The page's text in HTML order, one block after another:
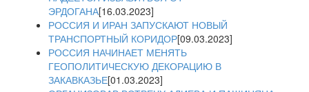
ЭРДОГАНА[16.03.2023]
РОССИЯ И ИРАН ЗАПУСКАЮТ НОВЫЙ
ТРАНСПОРТНЫЙ КОРИДОР[09.03.2023]
РОССИЯ НАЧИНАЕТ МЕНЯТЬ
ГЕОПОЛИТИЧЕСКУЮ ДЕКОРАЦИЮ В
ЗАКАВКАЗЬЕ[01.03.2023]